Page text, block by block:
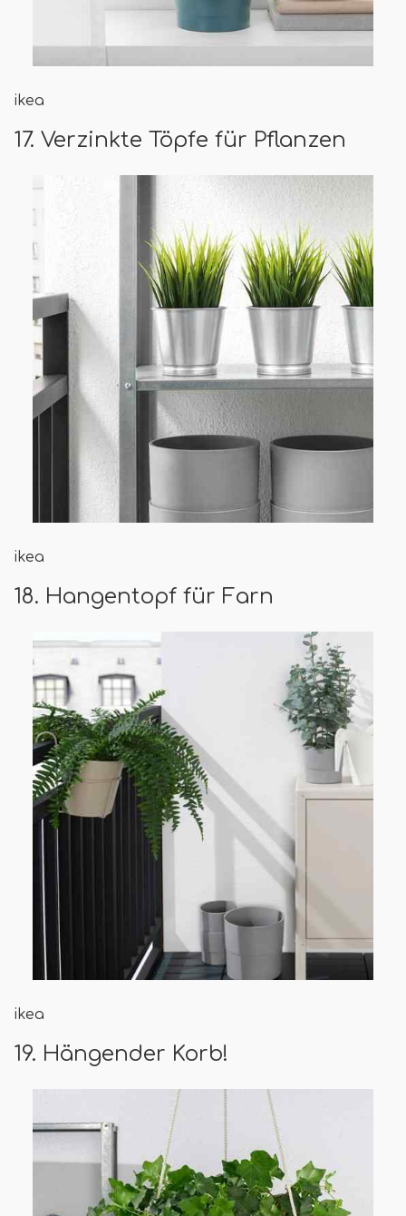
ikea
17. Verzinkte Töpfe für Pflanzen
ikea
18. Hangentopf für Farn
ikea
19. Hängender Korb!